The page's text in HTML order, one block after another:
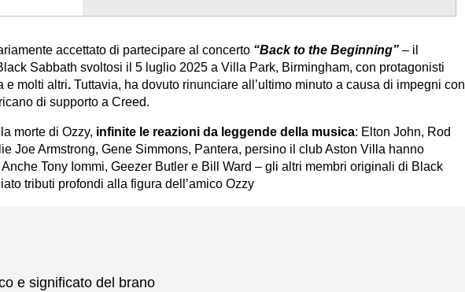
accettato di partecipare al concerto “Back to the Beginning” – il
Sabbath svoltosi il 5 luglio 2025 a Villa Park, Birmingham, con protagonisti
e molti altri. Tuttavia, ha dovuto rinunciare all’ultimo minuto a causa di impegni con
di supporto a Creed.
morte di Ozzy, infinite le reazioni da leggende della musica: Elton John, Rod
Joe Armstrong, Gene Simmons, Pantera, persino il club Aston Villa hanno
Anche Tony Iommi, Geezer Butler e Bill Ward – gli altri membri originali di Black
tributi profondi alla figura dell’amico Ozzy
e significato del brano